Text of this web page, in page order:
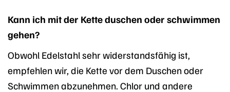
Kann ich mit der Kette duschen oder schwimmen
gehen?
Obwohl Edelstahl sehr widerstandsfähig ist,
empfehlen wir, die Kette vor dem Duschen oder
Schwimmen abzunehmen. Chlor und andere